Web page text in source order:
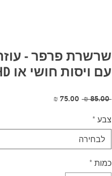
שרשרת פרפר -
עם ויסות חושי או ADHD
‏85.00 ‏₪
מחיר
צבע *
לבחירה
כמות *